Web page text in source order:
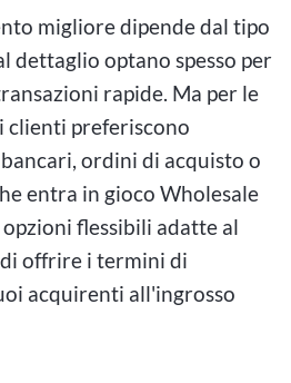
migliore dipende dal tipo
dettaglio optano spesso per
rapide. Ma per le
clienti preferiscono
ordini di acquisto o
entra in gioco Wholesale
flessibili adatte al
offrire i termini di
acquirenti all'ingrosso